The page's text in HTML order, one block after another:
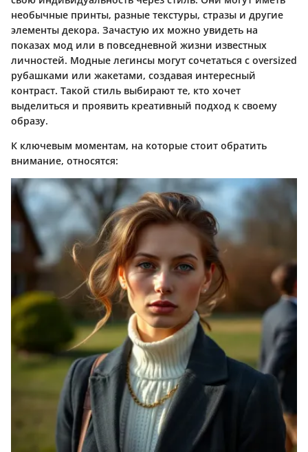
необычные принты, разные текстуры, стразы и другие
элементы декора. Зачастую их можно увидеть на
показах мод или в повседневной жизни известных
личностей. Модные легинсы могут сочетаться с oversized
рубашками или жакетами, создавая интересный
контраст. Такой стиль выбирают те, кто хочет
выделиться и проявить креативный подход к своему
образу.
К ключевым моментам, на которые стоит обратить
внимание, относятся: